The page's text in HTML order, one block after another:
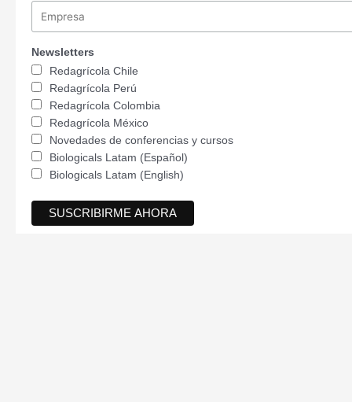
Newsletters
Redagrícola Chile
Redagrícola Perú
Redagrícola Colombia
Redagrícola México
Novedades de conferencias y cursos
Biologicals Latam (Español)
Biologicals Latam (English)